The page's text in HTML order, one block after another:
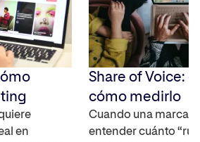
en
Share of Voice:
cómo medirlo
Cuando una marca
entender cuánto